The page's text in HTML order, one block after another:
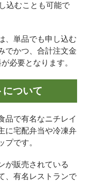
込むことも可能で
、単品でも申し込む
でかつ、合計注文金
必要となります。
について
品で有名なニチレイ
に宅配弁当や冷凍弁
プです。
が販売されている
、有名レストランで